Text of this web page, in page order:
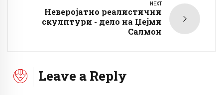
NEXT
Неверојатно реалистични
скулптури - дело на Џејми
Салмон
Leave a Reply